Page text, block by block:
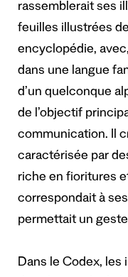
rassemblerait ses
feuilles illustrées
encyclopédie,
dans une langue
d’un quelconque
de l’objectif
communication. Il
caractérisée par
riche en fioritures
correspondait à
permettait un
Dans le Codex, les